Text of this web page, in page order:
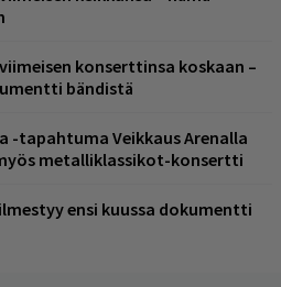
konserttinsa koskaan –
bändistä
-tapahtuma Veikkaus Arenalla
metalliklassikot-konsertti
ensi kuussa dokumentti